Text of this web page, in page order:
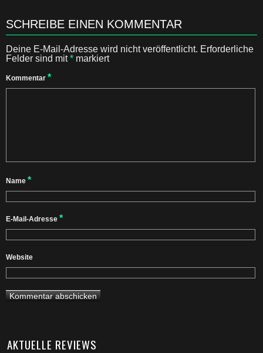
SCHREIBE EINEN KOMMENTAR
Deine E-Mail-Adresse wird nicht veröffentlicht. Erforderliche
Felder sind mit* markiert
Kommentar *
Name *
E-Mail-Adresse *
Website
AKTUELLE REVIEWS